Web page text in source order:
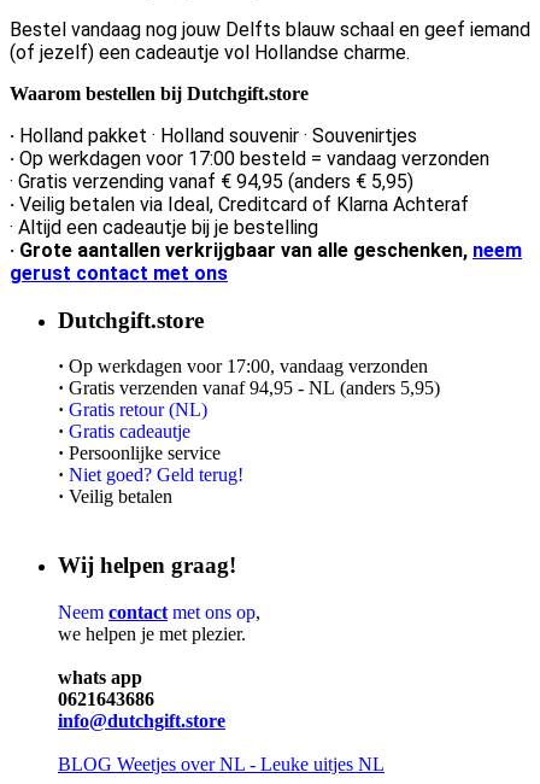
Bestel vandaag nog jouw Delfts blauw schaal en geef iemand
(of jezelf) een cadeautje vol Hollandse charme.
Waarom bestellen bij Dutchgift.store
· Holland pakket · Holland souvenir · Souvenirtjes
· Op werkdagen voor 17:00 besteld = vandaag verzonden
· Gratis verzending vanaf € 94,95 (anders € 5,95)
· Veilig betalen via Ideal, Creditcard of Klarna Achteraf
· Altijd een cadeautje bij je bestelling
· Grote aantallen verkrijgbaar van alle geschenken, neem
gerust contact met ons
Dutchgift.store
· Op werkdagen voor 17:00, vandaag verzonden
· Gratis verzenden vanaf 94,95 - NL (anders 5,95)
· Gratis retour (NL)
· Gratis cadeautje
· Persoonlijke service
· Niet goed? Geld terug!
· Veilig betalen
Wij helpen graag!
Neem contact met ons op,
we helpen je met plezier.
whats app
0621643686
info@dutchgift.store
BLOG Weetjes over NL - Leuke uitjes NL